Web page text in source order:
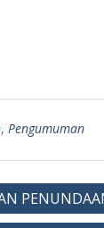
, Pengumuman